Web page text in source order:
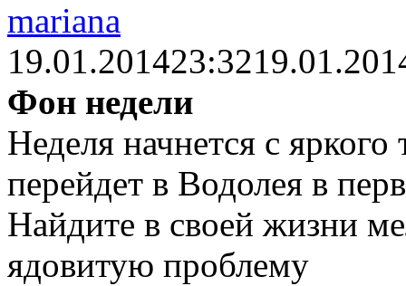
mariana
19.01.201423:32
Фон недели
Неделя начнется с
перейдет в Водолея в
Найдите в своей жизни
ядовитую проблему